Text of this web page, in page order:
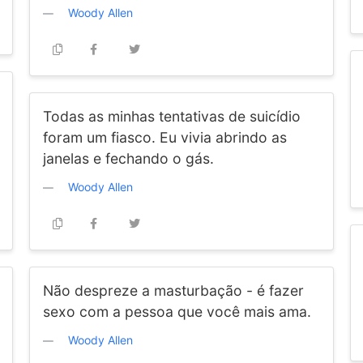
Woody Allen
Todas as minhas tentativas de suicídio
foram um fiasco. Eu vivia abrindo as
janelas e fechando o gás.
Woody Allen
Não despreze a masturbação - é fazer
sexo com a pessoa que você mais ama.
Woody Allen